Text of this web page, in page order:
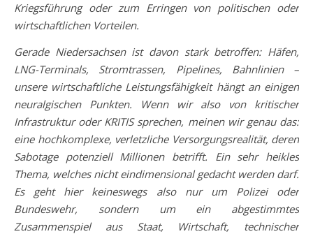
Kriegsführung oder zum Erringen von politischen oder
wirtschaftlichen Vorteilen.
Gerade Niedersachsen ist davon stark betroffen: Häfen,
LNG-Terminals, Stromtrassen, Pipelines, Bahnlinien –
unsere wirtschaftliche Leistungsfähigkeit hängt an einigen
neuralgischen Punkten. Wenn wir also von kritischer
Infrastruktur oder KRITIS sprechen, meinen wir genau das:
eine hochkomplexe, verletzliche Versorgungsrealität, deren
Sabotage potenziell Millionen betrifft. Ein sehr heikles
Thema, welches nicht eindimensional gedacht werden darf.
Es geht hier keineswegs also nur um Polizei oder
Bundeswehr, sondern um ein abgestimmtes
Zusammenspiel aus Staat, Wirtschaft, technischer